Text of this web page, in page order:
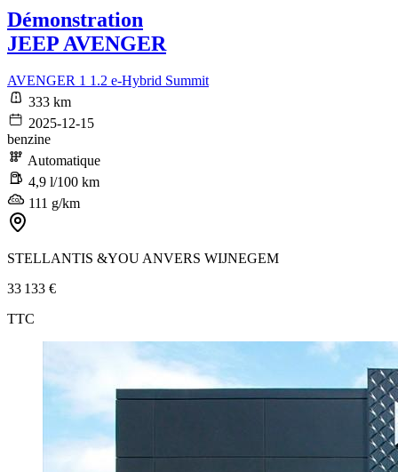
Démonstration
JEEP AVENGER
AVENGER 1 1.2 e-Hybrid Summit
333 km
2025-12-15
benzine
Automatique
4,9 l/100 km
111 g/km
STELLANTIS &YOU ANVERS WIJNEGEM
33 133 €
TTC